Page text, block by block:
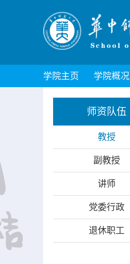
学院主页 学院概况
师资队伍
教授
副教授
讲师
党委行政
退休职工